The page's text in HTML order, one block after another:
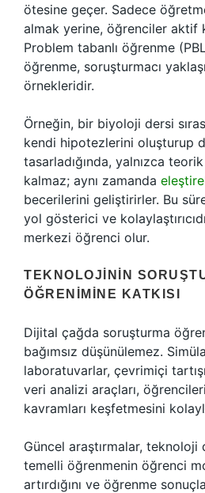
ötesine geçer. Sadece
almak yerine, öğrenciler aktif
Problem tabanlı öğrenme
öğrenme, soruşturmacı
örnekleridir.
Örneğin, bir biyoloji dersi
kendi hipotezlerini oluşturup
tasarladığında, yalnızca
kalmaz; aynı zamanda
becerilerini geliştirirler. Bu
yol gösterici ve
merkezi öğrenci olur.
TEKNOLOJININ
ÖĞRENIMINE KATKISI
Dijital çağda soruşturma
bağımsız düşünülemez.
laboratuvarlar, çevrimiçi
veri analizi araçları,
kavramları keşfetmesini
Güncel araştırmalar,
temelli öğrenmenin öğrenci
artırdığını ve öğrenme